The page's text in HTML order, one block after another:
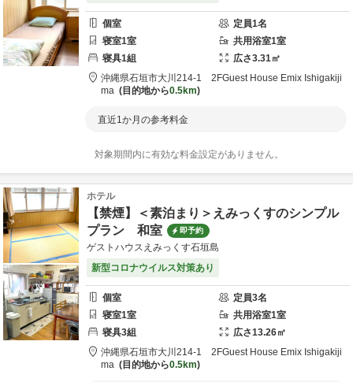
個室 定員1名
寝室1室 共用浴室1室
寝具1組 広さ3.31㎡
沖縄県石垣市大川214-1 2FGuest House Emix Ishigakiji
ma
目的地から0.5km
直近1か月の参考料金
対象期間内に有効な料金設定がありません。
ホテル
【禁煙】＜素泊まり＞えみっくすのシンプル
プラン 和室
即予約
ゲストハウスえみっくす石垣島
新型コロナウイルス対策あり
個室 定員3名
寝室1室 共用浴室1室
寝具3組 広さ13.26㎡
沖縄県石垣市大川214-1 2FGuest House Emix Ishigakiji
ma
目的地から0.5km